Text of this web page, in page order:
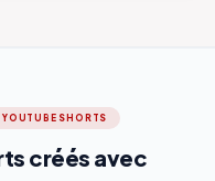
YOUTUBE SHORTS
créés avec